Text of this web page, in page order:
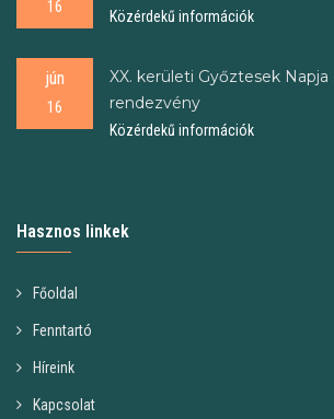
16
Közérdekű információk
jún
16
XX. kerületi Győztesek Napja
rendezvény
Közérdekű információk
Hasznos linkek
Főoldal
Fenntartó
Híreink
Kapcsolat